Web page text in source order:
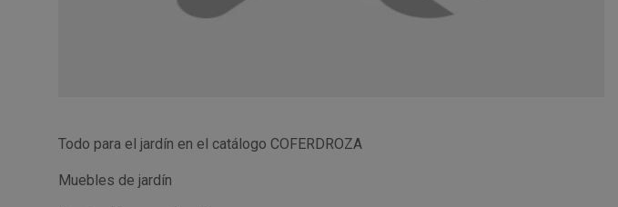
Todo para el jardín en el catálogo COFERDROZA
Muebles de jardín